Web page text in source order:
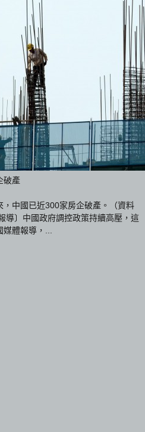
破產
中國已近300家房企破產。（資料
導〕中國政府調控政策持續高壓，這
體報導，...